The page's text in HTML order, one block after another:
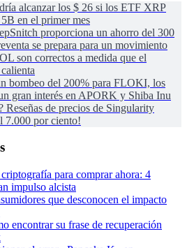
alcanzar los $ 26 si los ETF XRP
en el primer mes
proporciona un ahorro del 300
se prepara para un movimiento
son correctos a medida que el
bombeo del 200% para FLOKI, los
gran interés en APORK y Shiba Inu
de precios de Singularity
7.000 por ciento!
para comprar ahora: 4
impulso alcista
que desconocen el impacto
encontrar su frase de recuperación